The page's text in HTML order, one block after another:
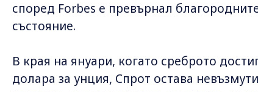
според Forbes е превърнал
състояние.
В края на януари, когато среброто
долара за унция, Спрот остава